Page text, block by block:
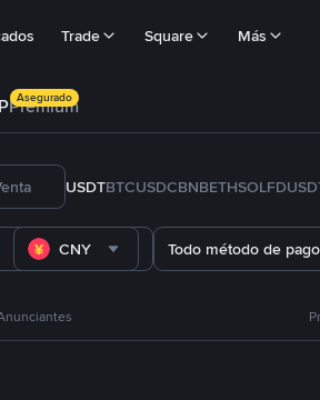
Trade Square Más
Prémium
Asegurado
USDTBTCUSDCBNBETHSOLFDUSD
CNY Todo método de pago